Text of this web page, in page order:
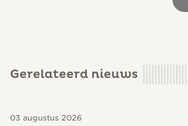
Gerelateerd nieuws
03 augustus 2026